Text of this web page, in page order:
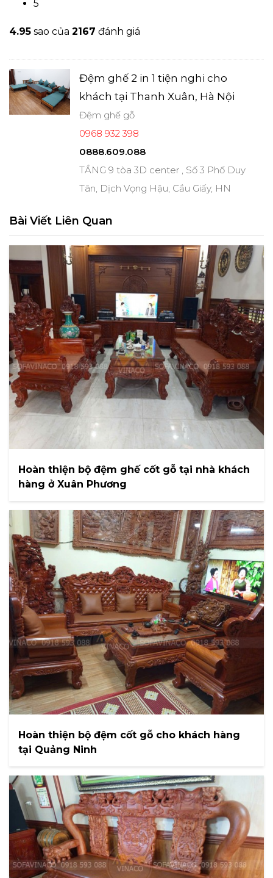
5
4.95 sao của 2167 đánh giá
Đệm ghế 2 in 1 tiện nghi cho
khách tại Thanh Xuân, Hà Nội
Đệm ghế gỗ
0968 932 398
0888.609.088
TẦNG 9 tòa 3D center , Số 3 Phố Duy
Tân, Dịch Vọng Hậu, Cầu Giấy, HN
Bài Viết Liên Quan
Hoàn thiện bộ đệm ghế cốt gỗ tại nhà khách
hàng ở Xuân Phương
Hoàn thiện bộ đệm cốt gỗ cho khách hàng
tại Quảng Ninh